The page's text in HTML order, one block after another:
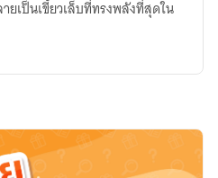
เป็นเขี้ยวเล็บที่ทรงพลังที่สุดใน